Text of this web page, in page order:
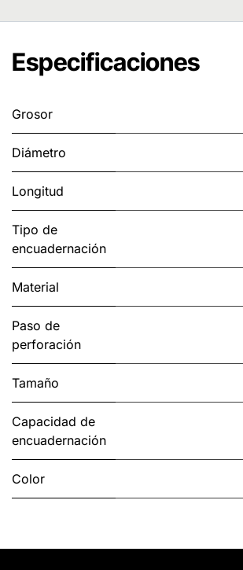
Especificaciones
Grosor
Diámetro
Longitud
Tipo de
encuadernación
Material
Paso de
perforación
Tamaño
Capacidad de
encuadernación
Color